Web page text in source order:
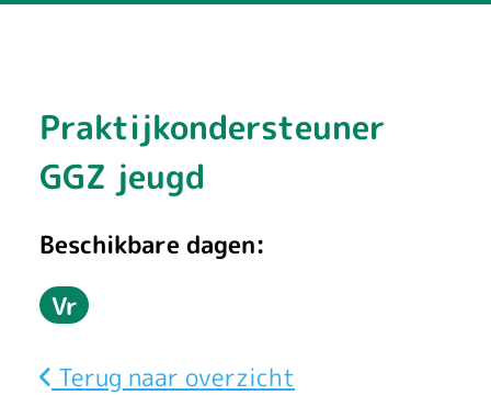
D
a
i
e
l
Praktijkondersteuner
GGZ jeugd
Beschikbare dagen:
Vrijdag
Vr
Terug naar overzicht